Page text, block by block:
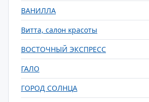
ВАНИЛЛА
Витта, салон красоты
ВОСТОЧНЫЙ ЭКСПРЕСС
ГАЛО
ГОРОД СОЛНЦА